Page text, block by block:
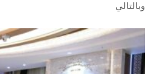
وبالتالي